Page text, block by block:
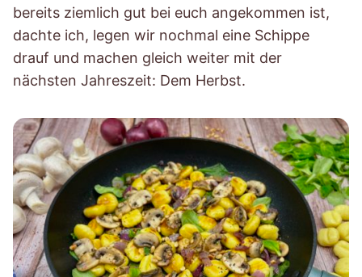
bereits ziemlich gut bei euch angekommen ist,
dachte ich, legen wir nochmal eine Schippe
drauf und machen gleich weiter mit der
nächsten Jahreszeit: Dem Herbst.